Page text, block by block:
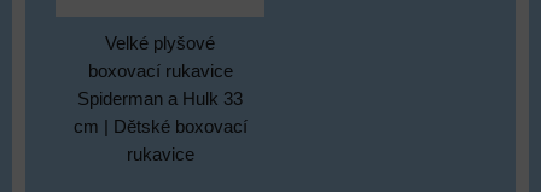
Velké plyšové
boxovací rukavice
Spiderman a Hulk 33
cm | Dětské boxovací
rukavice